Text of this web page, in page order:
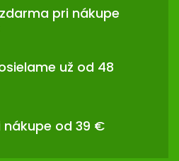
pri nákupe
už od 48
nákupe od 39 €